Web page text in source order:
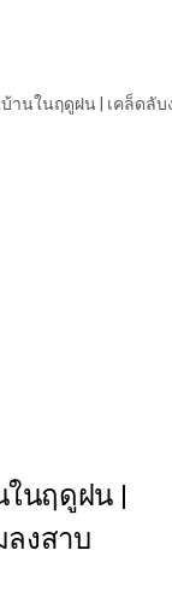
านในฤดูฝน | เคล็ดลับ
ในฤดูฝน |
ลงสาบ